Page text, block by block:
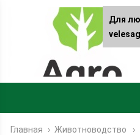
Главная › Животноводство
Для